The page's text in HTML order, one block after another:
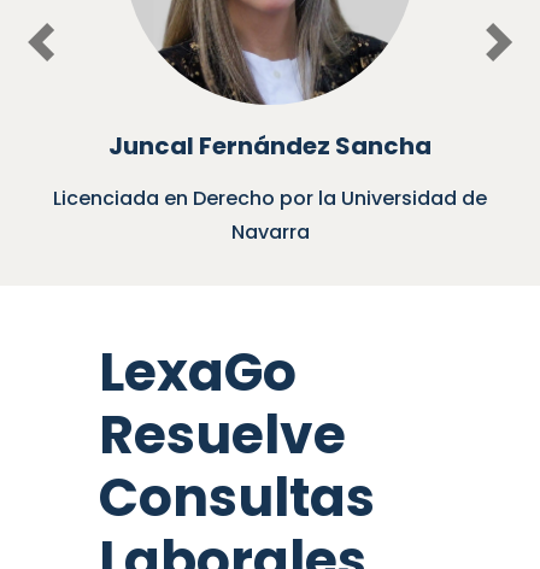
Juncal Fernández Sancha
Licenciada en Derecho por la Universidad de
Navarra
Previous
LexaGo
Resuelve
Consultas